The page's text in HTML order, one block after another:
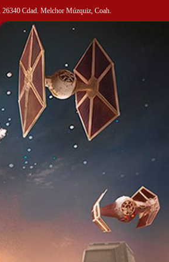
Cdad. Melchor Múzquiz, Coah.